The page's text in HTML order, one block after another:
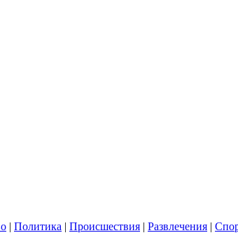
| Политика | Происшествия | Развлечения |